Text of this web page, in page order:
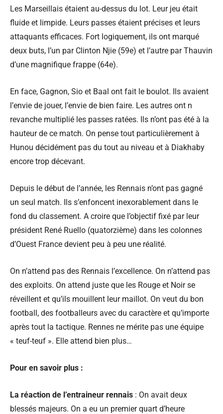
Les Marseillais étaient au-dessus du lot. Leur jeu était
fluide et limpide. Leurs passes étaient précises et leurs
attaquants efficaces. Fort logiquement, ils ont marqué
deux buts, l’un par Clinton Njie (59e) et l’autre par Thauvin
d’une magnifique frappe (64e).
En face, Gagnon, Sio et Baal ont fait le boulot. Ils avaient
l’envie de jouer, l’envie de bien faire. Les autres ont n
revanche multiplié les passes ratées. Ils n’ont pas été à la
hauteur de ce match. On pense tout particulièrement à
Hunou décidément pas du tout au niveau et à Diakhaby
encore trop décevant.
Depuis le début de l’année, les Rennais n’ont pas gagné
un seul match. Ils s’enfoncent inexorablement dans le
fond du classement. A croire que l’objectif fixé par leur
président René Ruello (quatorzième) dans les colonnes
d’Ouest France devient peu à peu une réalité.
On n’attend pas des Rennais l’excellence. On n’attend pas
des exploits. On attend juste que les Rouge et Noir se
réveillent et qu’ils mouillent leur maillot. On veut du bon
football, des footballeurs avec du caractère et qu’importe
après tout la tactique. Rennes ne mérite pas une équipe
« teuf-teuf ». Elle attend bien plus…
Pour en savoir plus :
La réaction de l’entraineur rennais : On avait deux
blessés majeurs. On a eu un premier quart d’heure